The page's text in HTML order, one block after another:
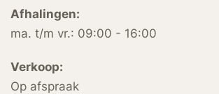
Afhalingen:
ma. t/m vr.: 09:00 - 16:00
Verkoop:
Op afspraak